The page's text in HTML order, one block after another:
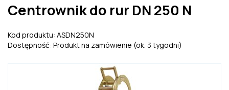
Centrownik do rur DN 250 N
Kod produktu: ASDN250N
Dostępność: Produkt na zamówienie (ok. 3 tygodni)